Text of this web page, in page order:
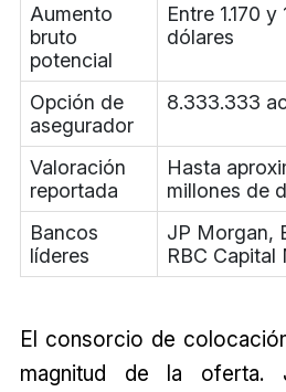
Aumento
bruto
potencial
Entre 1.170
dólares
Opción de
asegurador
8.333.333
Valoración
reportada
Hasta
millones de
Bancos
líderes
JP Morgan,
RBC Capital
El consorcio de
magnitud de la oferta.